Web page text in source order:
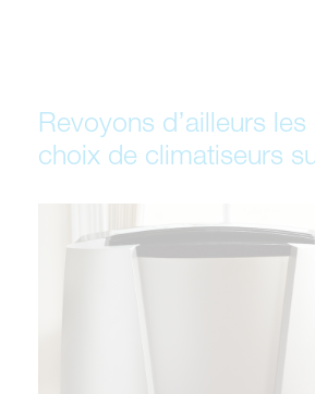
Revoyons d’ailleurs
choix de climatiseurs